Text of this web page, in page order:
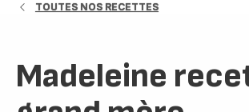
TOUTES NOS RECETTES
Madeleine